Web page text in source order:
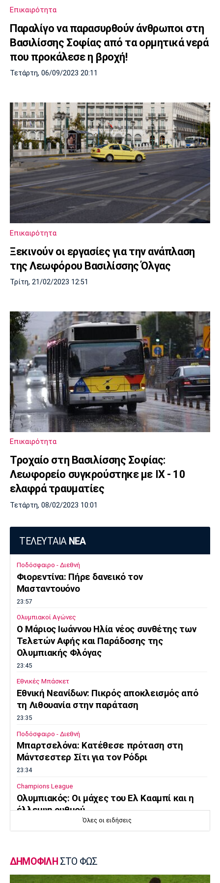
Επικαιρότητα
Παραλίγο να παρασυρθούν άνθρωποι στη
Βασιλίσσης Σοφίας από τα ορμητικά νερά
που προκάλεσε η βροχή!
Τετάρτη, 06/09/2023 20:11
Επικαιρότητα
Ξεκινούν οι εργασίες για την ανάπλαση
της Λεωφόρου Βασιλίσσης Όλγας
Τρίτη, 21/02/2023 12:51
Επικαιρότητα
Τροχαίο στη Βασιλίσσης Σοφίας:
Λεωφορείο συγκρούστηκε με ΙΧ - 10
ελαφρά τραυματίες
Τετάρτη, 08/02/2023 10:01
ΤΕΛΕΥΤΑΙΑ ΝΕΑ
Ποδόσφαιρο - Διεθνή
Φιορεντίνα: Πήρε δανεικό τον
Μασταντουόνο
23:57
Ολυμπιακοί Αγώνες
O Μάριος Ιωάννου Ηλία νέος συνθέτης των
Τελετών Αφής και Παράδοσης της
Ολυμπιακής Φλόγας
23:45
Εθνικές Μπάσκετ
Εθνική Νεανίδων: Πικρός αποκλεισμός από
τη Λιθουανία στην παράταση
23:35
Ποδόσφαιρο - Διεθνή
Μπαρτσελόνα: Κατέθεσε πρόταση στη
Μάντσεστερ Σίτι για τον Ρόδρι
23:34
Champions League
Ολυμπιακός: Οι μάχες του Ελ Κααμπί και η
έλλειψη ρυθμού
23:22
Όλες οι ειδήσεις
ΔΗΜΟΦΙΛΗ ΣΤΟ ΦΩΣ